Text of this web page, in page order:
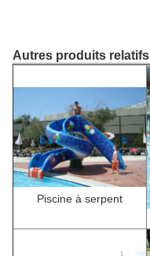
Autres produits relatifs
Piscine à serpent